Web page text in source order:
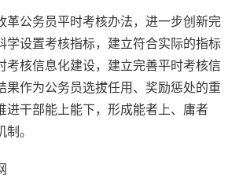
公务员平时考核办法，进一步创新完
学设置考核指标，建立符合实际的指标
考核信息化建设，建立完善平时考核信
果作为公务员选拔任用、奖励惩处的重
进干部能上能下，形成能者上、庸者
。